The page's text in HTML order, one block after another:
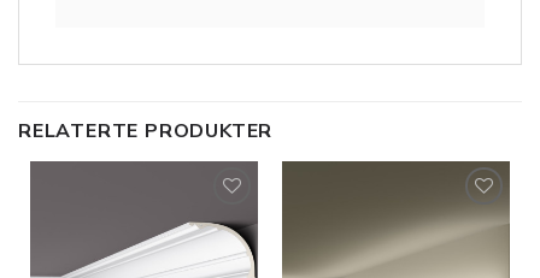
RELATERTE PRODUKTER
Legg til
i